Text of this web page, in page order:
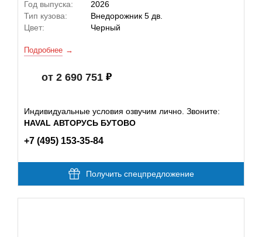
Год выпуска:
2026
Тип кузова:
Внедорожник 5 дв.
Цвет:
Черный
Подробнее
от 2 690 751
Индивидуальные условия озвучим лично. Звоните:
HAVAL АВТОРУСЬ БУТОВО
+7 (495) 153-35-84
Получить спецпредложение